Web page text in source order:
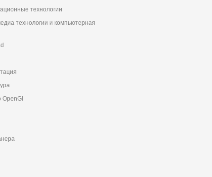
технологии
технологии и компьютерная
OpenGl